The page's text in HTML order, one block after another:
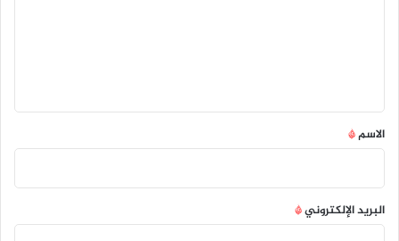
*
الاسم*
البريد الإلكتروني*